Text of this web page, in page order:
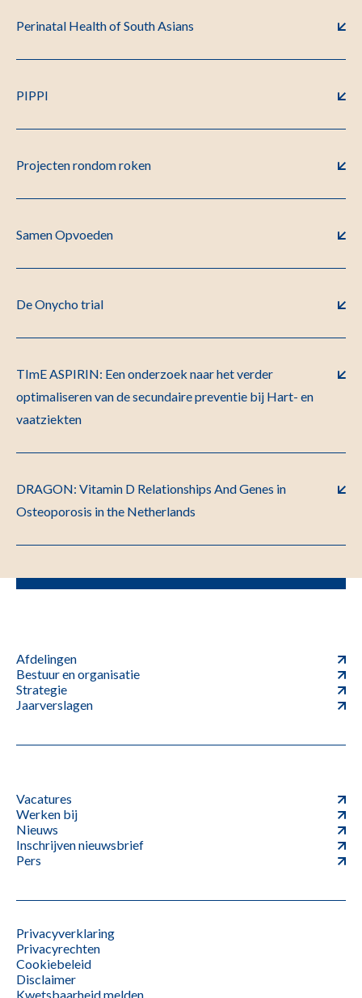
Perinatal Health of South Asians
PIPPI
Projecten rondom roken
Samen Opvoeden
De Onycho trial
TImE ASPIRIN: Een onderzoek naar het verder
optimaliseren van de secundaire preventie bij Hart- en
vaatziekten
DRAGON: Vitamin D Relationships And Genes in
Osteoporosis in the Netherlands
Afdelingen
Bestuur en organisatie
Strategie
Jaarverslagen
Vacatures
Werken bij
Nieuws
Inschrijven nieuwsbrief
Pers
Privacyverklaring
Privacyrechten
Cookiebeleid
Disclaimer
Kwetsbaarheid melden